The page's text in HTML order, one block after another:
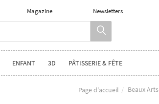
Magazine Newsletters
ENFANT 3D PÂTISSERIE & FÊTE
Page d'accueil Beaux Arts